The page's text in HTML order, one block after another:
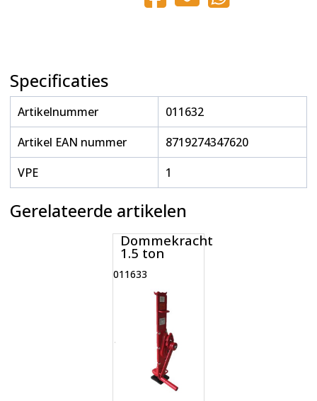
Specificaties
Artikelnummer
011632
Artikel EAN nummer
8719274347620
VPE
1
Gerelateerde artikelen
Dommekracht
1.5 ton
011633